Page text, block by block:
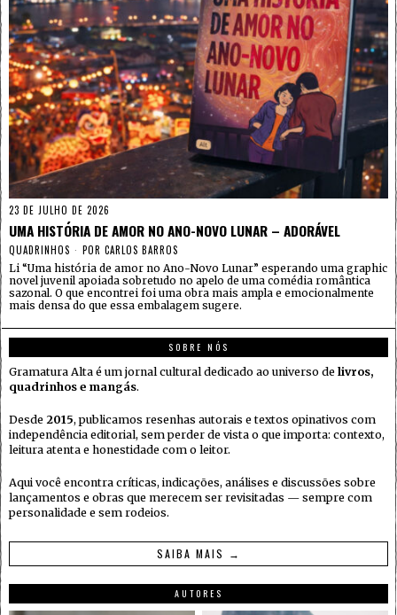
23 DE JULHO DE 2026
UMA HISTÓRIA DE AMOR NO ANO-NOVO LUNAR – ADORÁVEL
QUADRINHOS POR CARLOS BARROS
Li “Uma história de amor no Ano-Novo Lunar” esperando uma graphic
novel juvenil apoiada sobretudo no apelo de uma comédia romântica
sazonal. O que encontrei foi uma obra mais ampla e emocionalmente
mais densa do que essa embalagem sugere.
SOBRE NÓS
Gramatura Alta é um jornal cultural dedicado ao universo de livros,
quadrinhos e mangás.
Desde 2015, publicamos resenhas autorais e textos opinativos com
independência editorial, sem perder de vista o que importa: contexto,
leitura atenta e honestidade com o leitor.
Aqui você encontra críticas, indicações, análises e discussões sobre
lançamentos e obras que merecem ser revisitadas — sempre com
personalidade e sem rodeios.
SAIBA MAIS →
AUTORES